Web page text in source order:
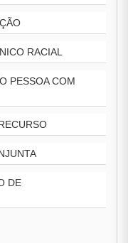
RACIAL
PESSOA COM
DE